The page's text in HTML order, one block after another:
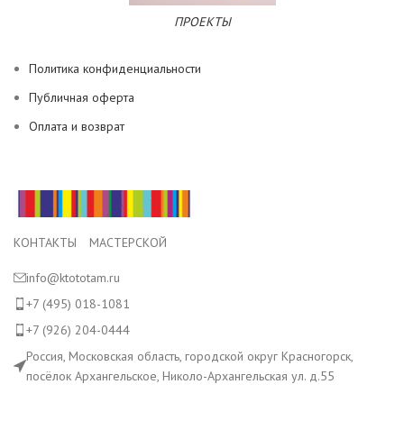
ПРОЕКТЫ
Политика конфиденциальности
Публичная оферта
Оплата и возврат
КОНТАКТЫ МАСТЕРСКОЙ
info@ktototam.ru
+7 (495) 018-1081
+7 (926) 204-0444
Россия, Московская область, городской округ Красногорск,
посёлок Архангельское, Николо-Архангельская ул. д.55